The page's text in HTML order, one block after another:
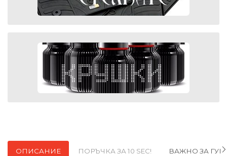
ОПИСАНИЕ ПОРЪЧКА ЗА 10 SEC! ВАЖНО ЗА